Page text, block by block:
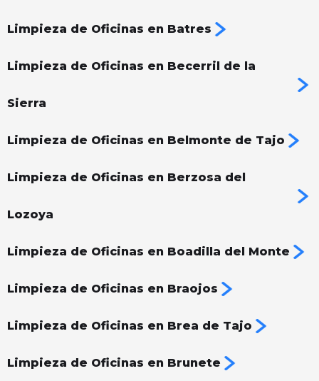
Limpieza de Oficinas en Batres
Limpieza de Oficinas en Becerril de la
Sierra
Limpieza de Oficinas en Belmonte de Tajo
Limpieza de Oficinas en Berzosa del
Lozoya
Limpieza de Oficinas en Boadilla del Monte
Limpieza de Oficinas en Braojos
Limpieza de Oficinas en Brea de Tajo
Limpieza de Oficinas en Brunete